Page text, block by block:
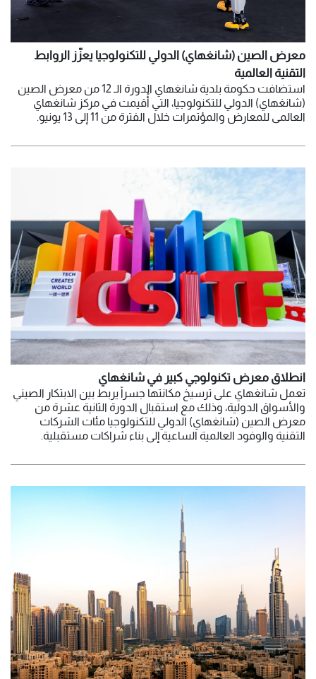
معرض الصين (شانغهاي) الدولي للتكنولوجيا يعزّز الروابط
التقنية العالمية
استضافت حكومة بلدية شانغهاي الدورة الـ 12 من معرض الصين
(شانغهاي) الدولي للتكنولوجيا، التي أُقيمت في مركز شانغهاي
العالمي للمعارض والمؤتمرات خلال الفترة من 11 إلى 13 يونيو.
انطلاق معرض تكنولوجي كبير في شانغهاي
تعمل شانغهاي على ترسيخ مكانتها جسراً يربط بين الابتكار الصيني
والأسواق الدولية، وذلك مع استقبال الدورة الثانية عشرة من
معرض الصين (شانغهاي) الدولي للتكنولوجيا مئات الشركات
التقنية والوفود العالمية الساعية إلى بناء شراكات مستقبلية.